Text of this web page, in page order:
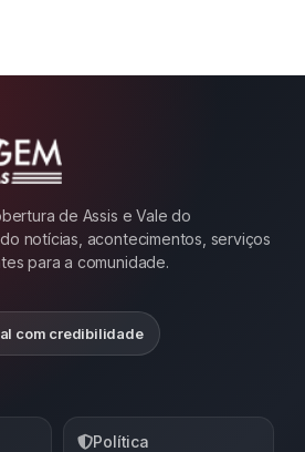
de Assis e Vale do
notícias, acontecimentos, serviços
para a comunidade.
com credibilidade
Política